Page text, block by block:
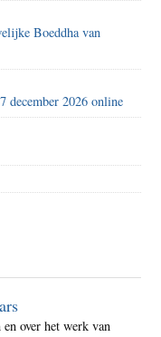
Boeddha van
december 2026 online
over het werk van